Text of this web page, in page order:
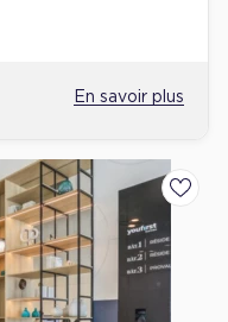
En savoir plus